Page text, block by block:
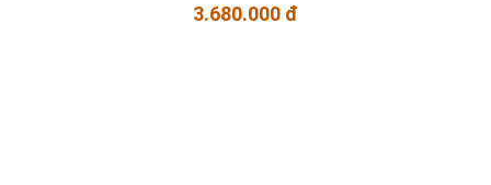
3.680.000 đ